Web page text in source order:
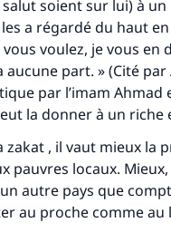
soient sur lui) à
les a régardé du haut
vous voulez, je vous
aucune part. » (Cité
par l’imam Ahmad
la donner à un
zakat , il vaut mieux la
pauvres locaux.
autre pays que
au proche comme au